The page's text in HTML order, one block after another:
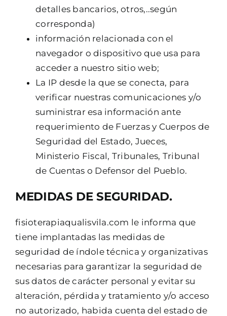
detalles bancarios, otros,..según
corresponda)
información relacionada con el
navegador o dispositivo que usa para
acceder a nuestro sitio web;
La IP desde la que se conecta, para
verificar nuestras comunicaciones y/o
suministrar esa información ante
requerimiento de Fuerzas y Cuerpos de
Seguridad del Estado, Jueces,
Ministerio Fiscal, Tribunales, Tribunal
de Cuentas o Defensor del Pueblo.
MEDIDAS DE SEGURIDAD.
fisioterapiaqualisvila.com le informa que
tiene implantadas las medidas de
seguridad de índole técnica y organizativas
necesarias para garantizar la seguridad de
sus datos de carácter personal y evitar su
alteración, pérdida y tratamiento y/o acceso
no autorizado, habida cuenta del estado de